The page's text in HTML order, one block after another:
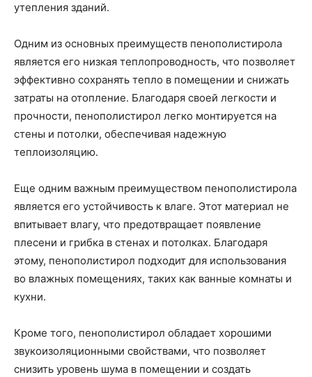
утепления зданий.
Одним из основных преимуществ пенополистирола
является его низкая теплопроводность, что позволяет
эффективно сохранять тепло в помещении и снижать
затраты на отопление. Благодаря своей легкости и
прочности, пенополистирол легко монтируется на
стены и потолки, обеспечивая надежную
теплоизоляцию.
Еще одним важным преимуществом пенополистирола
является его устойчивость к влаге. Этот материал не
впитывает влагу, что предотвращает появление
плесени и грибка в стенах и потолках. Благодаря
этому, пенополистирол подходит для использования
во влажных помещениях, таких как ванные комнаты и
кухни.
Кроме того, пенополистирол обладает хорошими
звукоизоляционными свойствами, что позволяет
снизить уровень шума в помещении и создать